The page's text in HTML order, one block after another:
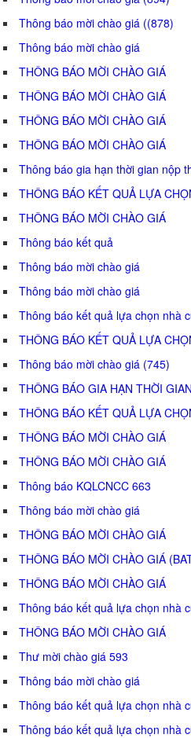
Thông báo mời chào giá ((878)
Thông báo mời chào giá
THÔNG BÁO MỜI CHÀO GIÁ
THÔNG BÁO MỜI CHÀO GIÁ
THÔNG BÁO MỜI CHÀO GIÁ
THÔNG BÁO MỜI CHÀO GIÁ
Thông báo gia hạn thời gian nộp
THÔNG BÁO KẾT QUẢ LỰA
THÔNG BÁO MỜI CHÀO GIÁ
Thông báo kết quả
Thông báo mời chào giá
Thông báo mời chào giá
Thông báo kết quả lựa chọn nhà
THÔNG BÁO KẾT QUẢ LỰA
Thông báo mời chào giá (745)
THÔNG BÁO GIA HẠN THỜI
THÔNG BÁO KẾT QUẢ LỰA
THÔNG BÁO MỜI CHÀO GIÁ
THÔNG BÁO MỜI CHÀO GIÁ
Thông báo KQLCNCC 663
Thông báo mời chào giá
THÔNG BÁO MỜI CHÀO GIÁ
THÔNG BÁO MỜI CHÀO GIÁ
THÔNG BÁO MỜI CHÀO GIÁ
Thông báo kết quả lựa chọn nhà
THÔNG BÁO MỜI CHÀO GIÁ
Thư mời chào giá 593
Thông báo mời chào giá
Thông báo kết quả lựa chọn nhà
Thông báo kết quả lựa chọn nhà